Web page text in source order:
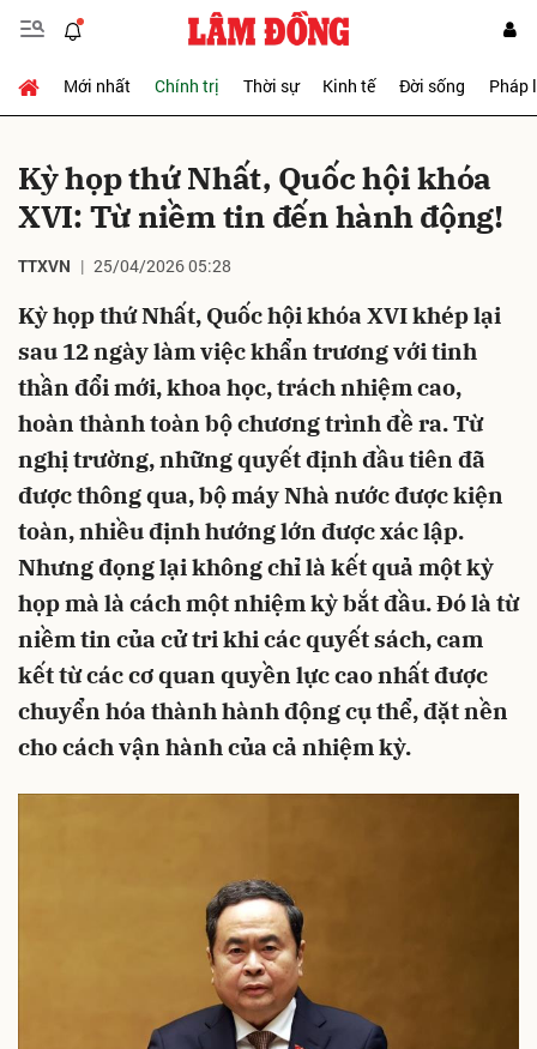
Mới nhất Chính trị Thời sự Kinh tế Đời sống Pháp
Kỳ họp thứ Nhất, Quốc hội khóa
XVI: Từ niềm tin đến hành động!
TTXVN 25/04/2026 05:28
Kỳ họp thứ Nhất, Quốc hội khóa XVI khép lại
sau 12 ngày làm việc khẩn trương với tinh
thần đổi mới, khoa học, trách nhiệm cao,
hoàn thành toàn bộ chương trình đề ra. Từ
nghị trường, những quyết định đầu tiên đã
được thông qua, bộ máy Nhà nước được kiện
toàn, nhiều định hướng lớn được xác lập.
Nhưng đọng lại không chỉ là kết quả một kỳ
họp mà là cách một nhiệm kỳ bắt đầu. Đó là từ
niềm tin của cử tri khi các quyết sách, cam
kết từ các cơ quan quyền lực cao nhất được
chuyển hóa thành hành động cụ thể, đặt nền
cho cách vận hành của cả nhiệm kỳ.
Gửi bình luận
Hủy Gửi